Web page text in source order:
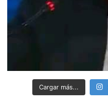
Cargar más...